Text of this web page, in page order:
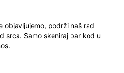
objavljujemo, podrži naš rad
srca. Samo skeniraj bar kod u